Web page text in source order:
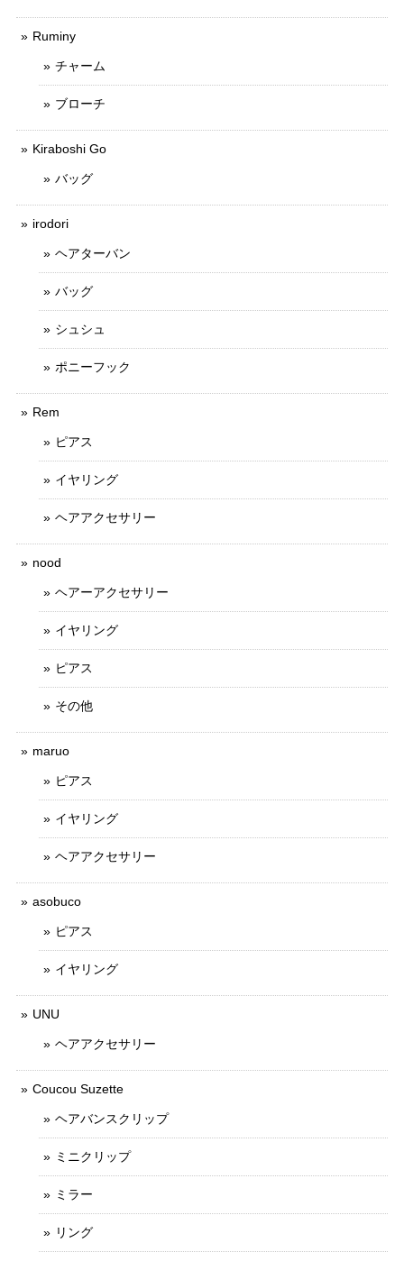
Ruminy
チャーム
ブローチ
Kiraboshi Go
バッグ
irodori
ヘアターバン
バッグ
シュシュ
ポニーフック
Rem
ピアス
イヤリング
ヘアアクセサリー
nood
ヘアーアクセサリー
イヤリング
ピアス
その他
maruo
ピアス
イヤリング
ヘアアクセサリー
asobuco
ピアス
イヤリング
UNU
ヘアアクセサリー
Coucou Suzette
ヘアバンスクリップ
ミニクリップ
ミラー
リング